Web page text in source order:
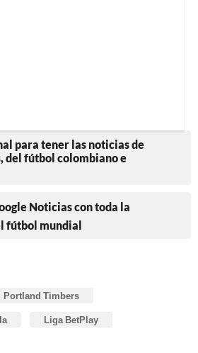
para tener las noticias de
del fútbol colombiano e
Noticias con toda la
fútbol mundial
Portland Timbers
Liga BetPlay